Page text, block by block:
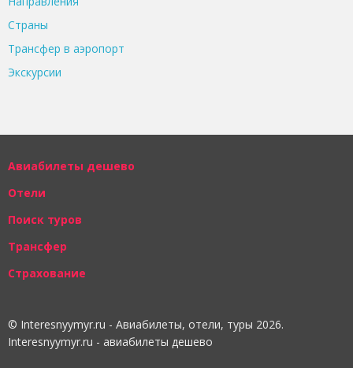
Страны
Трансфер в аэропорт
Экскурсии
Авиабилеты дешево
Отели
Поиск туров
Трансфер
Страхование
© Interesnyymyr.ru - Авиабилеты, отели, туры 2026.
Interesnyymyr.ru - авиабилеты дешево